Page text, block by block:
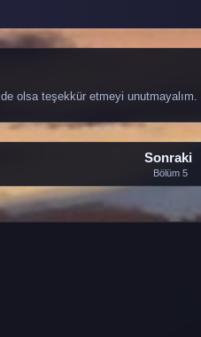
olsa teşekkür etmeyi unutmayalım.
Sonraki
Bölüm 5